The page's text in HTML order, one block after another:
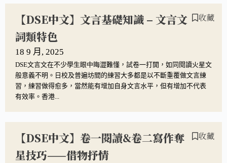
【DSE中文】文言基礎知識 – 文言文
詞類特色
收藏
18 9 月, 2025
DSE文言文在不少學生眼中晦澀難懂，試卷一打開，如同閱讀火星文
般意義不明。日校及普遍坊間的練習大多都是以不斷重覆做文言練
習，練習做得愈多，當然能有增加自身文言水平，但有增加不代表
有效率。香港...
【DSE中文】卷一閱讀&卷二寫作奪
星技巧——借物抒情
收藏